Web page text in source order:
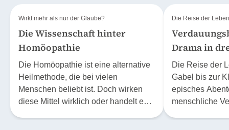
Wirkt mehr als nur der Glaube?
Die Wissenschaft hinter
Homöopathie
Die Homöopathie ist eine alternative
Heilmethode, die bei vielen
Menschen beliebt ist. Doch wirken
diese Mittel wirklich oder handelt es
Die Reise der
Drama in
Die Reise der
Gabel bis zur
episches
menschliche